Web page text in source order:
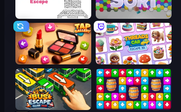
Arrow Escape
Tap Gallery Threads Car Escape 3D
Bus Escape: Clear Jam Tap Away Story